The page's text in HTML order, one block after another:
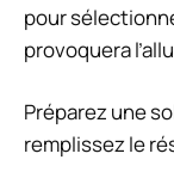
pour
provoquera
Préparez une
remplissez le